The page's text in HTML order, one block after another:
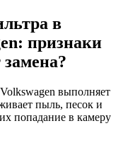
в
признаки
выполняет
пыль, песок и
попадание в камеру